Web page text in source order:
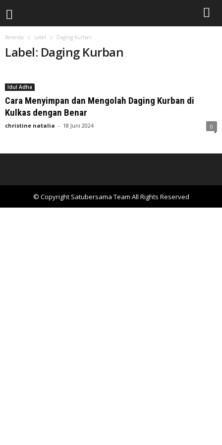
Beranda Label Daging Kurban
Label: Daging Kurban
Idul Adha
Cara Menyimpan dan Mengolah Daging Kurban di
Kulkas dengan Benar
christine natalia - 18 Juni 2024 0
© Copyright Satubersama Team All Rights Reserved